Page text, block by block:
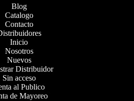
Blog
Catalogo
Contacto
Inicio
Nosotros
Nuevos
Distribuidor
Sin acceso
al Publico
de Mayoreo